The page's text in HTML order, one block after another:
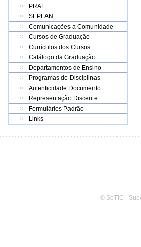
PRAE
SEPLAN
Comunicações a Comunidade
Cursos de Graduação
Currículos dos Cursos
Catálogo da Graduação
Departamentos de Ensino
Programas de Disciplinas
Autenticidade Documento
Representação Discente
Formulários Padrão
Links
© SeTIC -